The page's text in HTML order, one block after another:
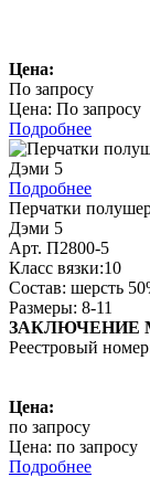
Цена:
По запросу
Цена: По запросу
Подробнее
Подробнее
Перчатки
Дэми 5
Арт. П2800-5
Класс вязки:10
Состав: шерсть
Размеры: 8-11
ЗАКЛЮЧЕНИЕ
Реестровый
Цена:
по запросу
Цена: по запросу
Подробнее